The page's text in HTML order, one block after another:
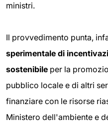
ministri.
Il provvedimento punta,
sperimentale di
sostenibile per la
pubblico locale e di altri
finanziare con le risorse
Ministero dell'ambiente e